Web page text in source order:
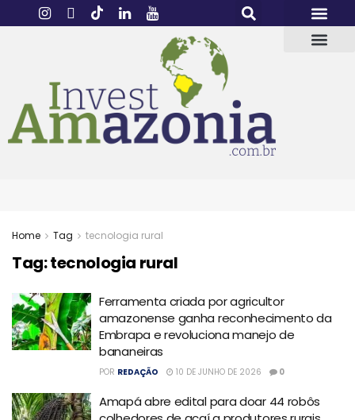
Home Tag tecnologia rural
Tag:tecnologia rural
Ferramenta criada por agricultor
amazonense ganha reconhecimento da
Embrapa e revoluciona manejo de
bananeiras
POR REDAÇÃO 10 DE JUNHO DE 2026 0
Amapá abre edital para doar 44 robôs